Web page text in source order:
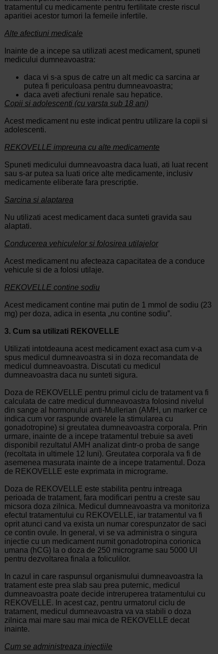
tratamentul cu medicamente pentru fertilitate creste riscul
aparitiei acestor tumori la femeile infertile.
Alte afectiuni medicale
Inainte de a incepe sa utilizati acest medicament, spuneti
medicului dumneavoastra:
daca vi s-a spus de catre un alt medic ca sarcina ar
putea fi periculoasa pentru dumneavoastra;
daca aveti afectiuni renale sau hepatice.
Copii si adolescenti (cu varsta sub 18 ani)
Acest medicament nu este indicat pentru utilizare la copii si
adolescenti.
REKOVELLE impreuna cu alte medicamente
Spuneti medicului dumneavoastra daca luati, ati luat recent
sau s-ar putea sa luati orice alte medicamente, inclusiv
medicamente eliberate fara prescriptie.
Sarcina si alaptarea
Nu utilizati acest medicament daca sunteti gravida sau
alaptati.
Conducerea vehiculelor si folosirea utilajelor
Acest medicament nu afecteaza capacitatea de a conduce
vehicule si de a folosi utilaje.
REKOVELLE contine sodiu
Acest medicament contine mai putin de 1 mmol de sodiu (23
mg) per doza, adica in esenta „nu contine sodiuˮ.
3. Cum sa utilizati REKOVELLE
Utilizati intotdeauna acest medicament exact asa cum v-a
spus medicul dumneavoastra si in doza recomandata de
medicul dumneavoastra. Discutati cu medicul
dumneavoastra daca nu sunteti sigura.
Doza de REKOVELLE pentru primul ciclu de tratament va fi
calculata de catre medicul dumneavoastra folosind nivelul
din sange al hormonului anti-Mullerian (AMH, un marker ce
indica cum vor raspunde ovarele la stimularea cu
gonadotropine) si greutatea dumneavoastra corporala. Prin
urmare, inainte de a incepe tratamentul trebuie sa aveti
disponibil rezultatul AMH analizat dintr-o proba de sange
(recoltata in ultimele 12 luni). Greutatea corporala va fi de
asemenea masurata inainte de a incepe tratamentul. Doza
de REKOVELLE este exprimata in micrograme.
Doza de REKOVELLE este stabilita pentru intreaga
perioada de tratament, fara modificari pentru a creste sau
micsora doza zilnica. Medicul dumneavoastra va monitoriza
efectul tratamentului cu REKOVELLE, iar tratamentul va fi
oprit atunci cand va exista un numar corespunzator de saci
ce contin ovule. In general, vi se va administra o singura
injectie cu un medicament numit gonadotropina corionica
umana (hCG) la o doza de 250 micrograme sau 5000 UI
pentru dezvoltarea finala a foliculilor.
In cazul in care raspunsul organismului dumneavoastra la
tratament este prea slab sau prea puternic, medicul
dumneavoastra poate decide intreruperea tratamentului cu
REKOVELLE. In acest caz, pentru urmatorul ciclu de
tratament, medicul dumneavoastra va va stabili o doza
zilnica mai mare sau mai mica de REKOVELLE decat
inainte.
Cum se administreaza injectiile